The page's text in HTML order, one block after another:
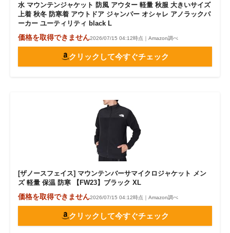
水 マウンテンジャケット 防風 アウター 軽量 秋服 大きいサイズ
上着 秋冬 防寒着 アウトドア ジャンパー オシャレ アノラックパ
ーカー ユーティリティ black L
価格を取得できません2026/07/15 04:12時点｜Amazon調べ
クリックして今すぐチェック
[ザノースフェイス] マウンテンバーサマイクロジャケット メン
ズ 軽量 保温 防寒 【FW23】ブラック XL
価格を取得できません2026/07/15 04:12時点｜Amazon調べ
クリックして今すぐチェック